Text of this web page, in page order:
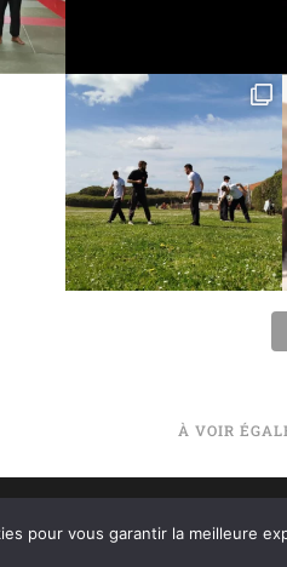
À VOIR
WAY – ÉCOLE DE KUNG-FU /
pour vous garantir la meilleure